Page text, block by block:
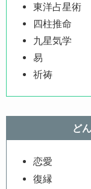
東洋占星術
四柱推命
九星気学
易
祈祷
ど
恋愛
復縁